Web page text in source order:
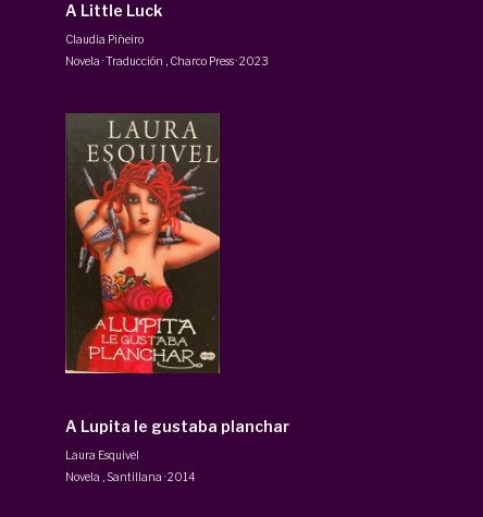
A Little Luck
Claudia Piñeiro
Novela · Traducción
Charco Press·2023
A Lupita le gustaba planchar
Laura Esquivel
Novela ,Santillana ·2014